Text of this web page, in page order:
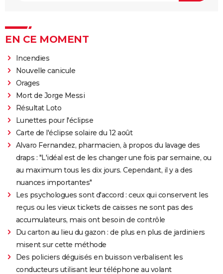
EN CE MOMENT
Incendies
Nouvelle canicule
Orages
Mort de Jorge Messi
Résultat Loto
Lunettes pour l'éclipse
Carte de l'éclipse solaire du 12 août
Alvaro Fernandez, pharmacien, à propos du lavage des
draps : "L'idéal est de les changer une fois par semaine, ou
au maximum tous les dix jours. Cependant, il y a des
nuances importantes"
Les psychologues sont d'accord : ceux qui conservent les
reçus ou les vieux tickets de caisses ne sont pas des
accumulateurs, mais ont besoin de contrôle
Du carton au lieu du gazon : de plus en plus de jardiniers
misent sur cette méthode
Des policiers déguisés en buisson verbalisent les
conducteurs utilisant leur téléphone au volant